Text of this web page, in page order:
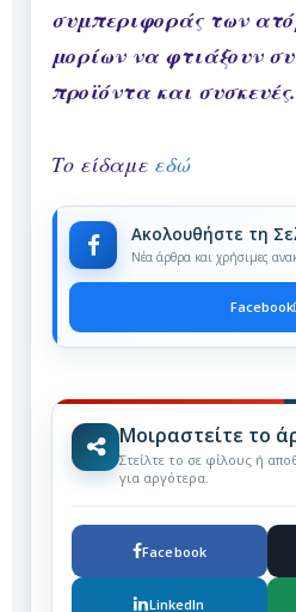
συμπεριφοράς των
μορίων να φτιάξουν
προϊόντα και συσκευές.
Το είδαμε εδώ
Ακολουθήστε τη
Νέα άρθρα και χρήσιμες
Facebook
Μοιραστείτε το
Στείλτε το σε φίλους ή
για αργότερα.
Facebook
LinkedIn